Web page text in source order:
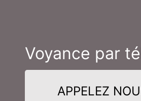
Voyance par
APPELEZ